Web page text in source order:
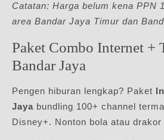
Catatan: Harga belum kena PPN
area Bandar Jaya Timur dan
Paket Combo Internet +
Bandar Jaya
Pengen hiburan lengkap? Paket
Jaya bundling 100+ channel
Disney+. Nonton bola atau drakor